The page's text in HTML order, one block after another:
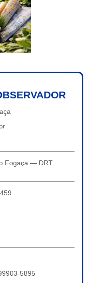
Fogaça — DRT
5895